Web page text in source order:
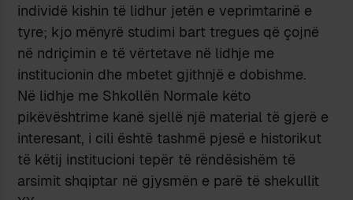
individë kishin të lidhur jetën e veprimtarinë e
tyre; kjo mënyrë studimi bart tregues që çojnë
në ndriçimin e të vërtetave në lidhje me
institucionin dhe mbetet gjithnjë e dobishme.
Në lidhje me Shkollën Normale këto
pikëvështrime kanë sjellë një material të gjerë e
interesant, i cili është tashmë pjesë e historikut
të këtij institucioni tepër të rëndësishëm të
arsimit shqiptar në gjysmën e parë të shekullit